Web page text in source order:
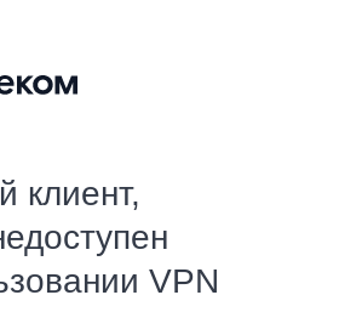
клиент,
VPN